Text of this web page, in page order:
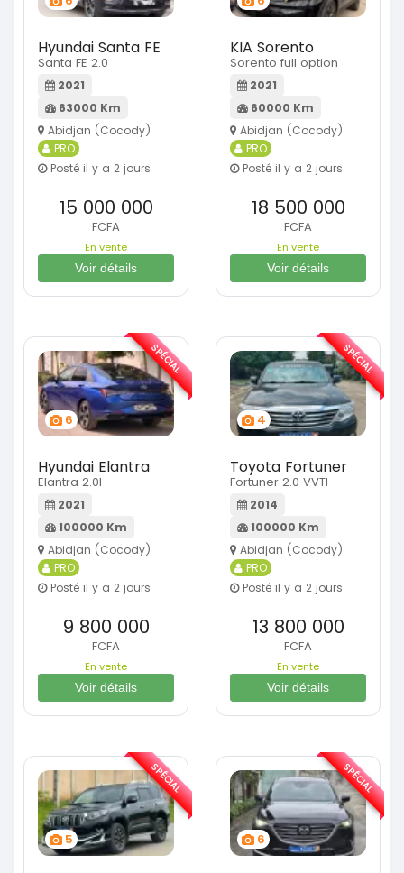
Hyundai Santa FE
Santa FE 2.0
2021
63000 Km
Abidjan (Cocody)
PRO
Posté il y a 2 jours
15 000 000
FCFA
En vente
Voir détails
KIA Sorento
Sorento full option
2021
60000 Km
Abidjan (Cocody)
PRO
Posté il y a 2 jours
18 500 000
FCFA
En vente
Voir détails
6
Hyundai Elantra
Elantra 2.0l
2021
100000 Km
Abidjan (Cocody)
PRO
Posté il y a 2 jours
9 800 000
FCFA
En vente
Voir détails
SPÉCIAL
4
Toyota Fortuner
Fortuner 2.0 VVTI
2014
100000 Km
Abidjan (Cocody)
PRO
Posté il y a 2 jours
13 800 000
FCFA
En vente
Voir détails
SPÉCIAL
5
SPÉCIAL
6
SPÉCIAL